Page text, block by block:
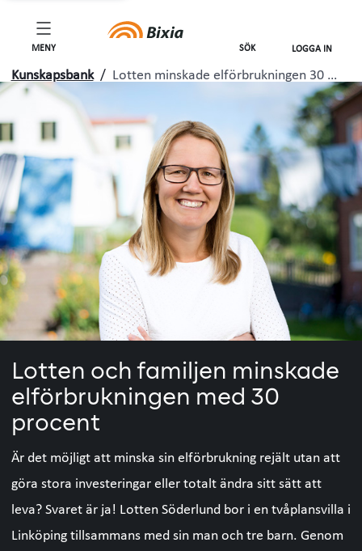
MENY SÖK LOGGA IN
Kunskapsbank / Lotten minskade elförbrukningen 30 …
Lotten och familjen minskade
elförbrukningen med 30
procent
Är det möjligt att minska sin elförbrukning rejält utan att
göra stora investeringar eller totalt ändra sitt sätt att
leva? Svaret är ja! Lotten Söderlund bor i en tvåplansvilla i
Linköping tillsammans med sin man och tre barn. Genom